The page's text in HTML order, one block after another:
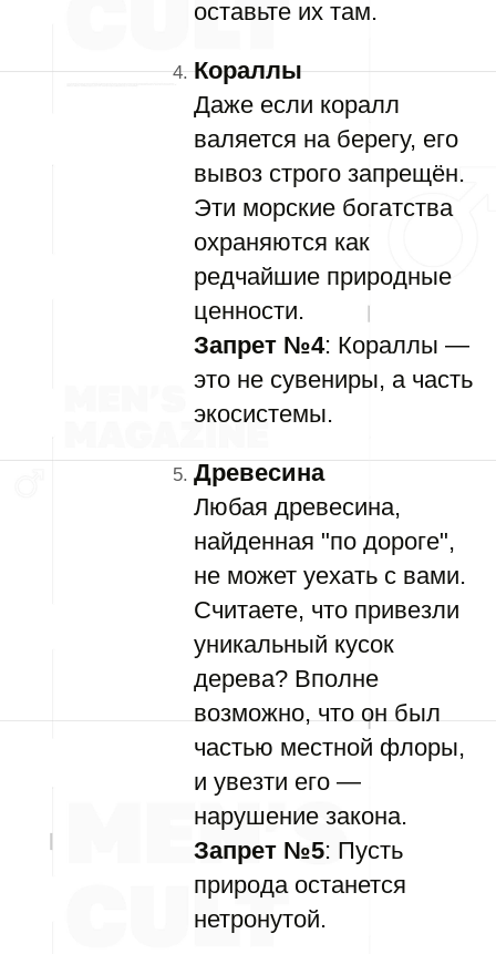
оставьте их там.
Кораллы
Даже если коралл
валяется на берегу, его
вывоз строго запрещён.
Эти морские богатства
охраняются как
редчайшие природные
ценности.
Запрет №4: Кораллы —
это не сувениры, а часть
экосистемы.
Древесина
Любая древесина,
найденная "по дороге",
не может уехать с вами.
Считаете, что привезли
уникальный кусок
дерева? Вполне
возможно, что он был
частью местной флоры,
и увезти его —
нарушение закона.
Запрет №5: Пусть
природа останется
нетронутой.